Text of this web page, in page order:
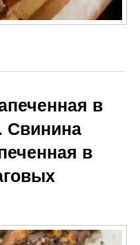
в
Свинина
в